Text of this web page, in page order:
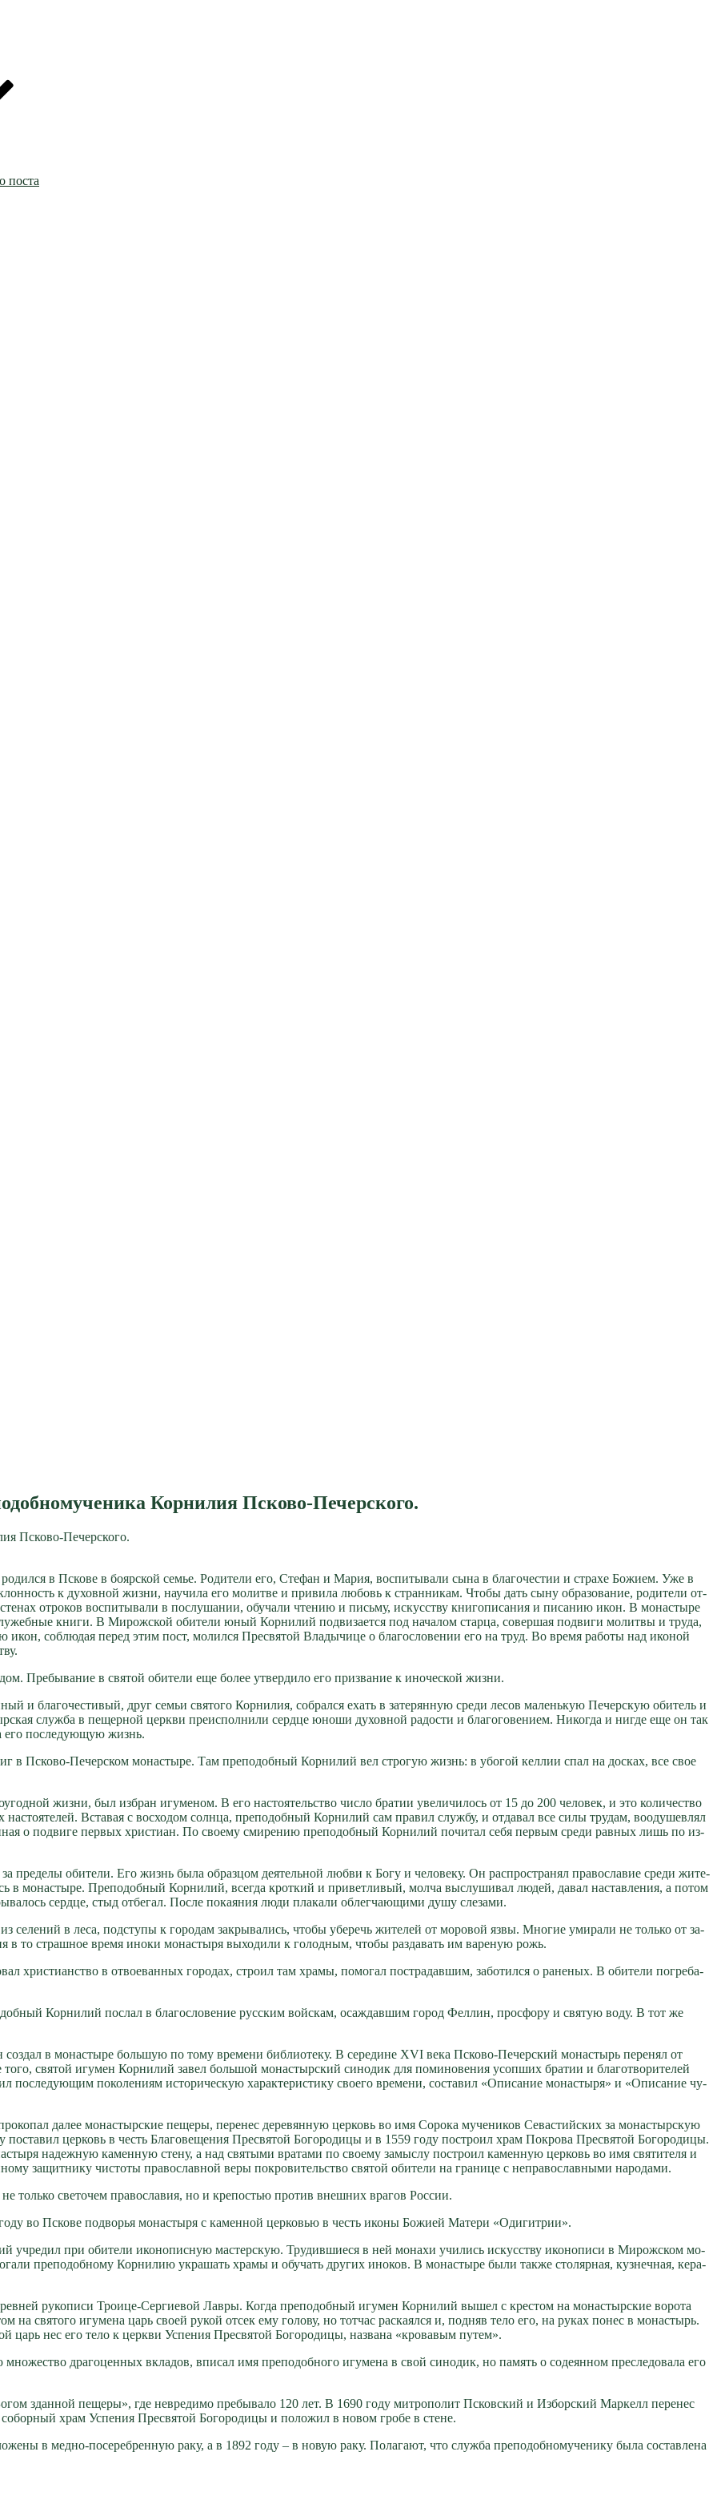
поста
Корнилия Псково-Печерского.
Псково-Печерского.
в Пско­ве в бо­яр­ской се­мье. Ро­ди­те­ли его, Сте­фан и Ма­рия, вос­пи­ты­ва­ли сы­на в бла­го­че­стии и стра­хе Бо­жи­ем. Уже в
к ду­хов­ной жиз­ни, на­учи­ла его мо­лит­ве и при­ви­ла лю­бовь к стран­ни­кам. Чтобы дать сы­ну об­ра­зо­ва­ние, ро­ди­те­ли от­
от­ро­ков вос­пи­ты­ва­ли в по­слу­ша­нии, обу­ча­ли чте­нию и пись­му, ис­кус­ству кни­го­пи­са­ния и пи­са­нию икон. В мо­на­сты­ре
кни­ги. В Ми­рож­ской оби­те­ли юный Кор­ни­лий под­ви­за­ет­ся под на­ча­лом стар­ца, со­вер­шая по­дви­ги мо­лит­вы и тру­да,
со­блю­дая пе­ред этим пост, мо­лил­ся Пре­свя­той Вла­ды­чи­це о бла­го­сло­вении его на труд. Во вре­мя ра­бо­ты над ико­ной
Пре­бы­ва­ние в свя­той оби­те­ли еще бо­лее утвер­ди­ло его при­зва­ние к ино­че­ской жиз­ни.
и бла­го­че­сти­вый, друг се­мьи свя­то­го Кор­ни­лия, со­брал­ся ехать в за­те­рян­ную сре­ди ле­сов ма­лень­кую Пе­чер­скую оби­тель и
служ­ба в пе­щер­ной церк­ви пре­ис­пол­ни­ли серд­це юно­ши ду­хов­ной ра­до­сти и бла­го­го­ве­ни­ем. Ни­ко­гда и ни­где еще он так
его по­сле­ду­ю­щую жизнь.
в Пско­во-Пе­чер­ском мо­на­сты­ре. Там пре­по­доб­ный Кор­ни­лий вел стро­гую жизнь: в убо­гой ке­ллии спал на дос­ках, все свое
жиз­ни, был из­бран игу­ме­ном. В его на­сто­я­тель­ство чис­ло бра­тии уве­ли­чи­лось от 15 до 200 че­ло­век, и это ко­ли­че­ство
Вста­вая с вос­хо­дом солн­ца, пре­по­доб­ный Кор­ни­лий сам пра­вил служ­бу, и от­да­вал все си­лы тру­дам, во­оду­шев­лял
о по­дви­ге пер­вых хри­сти­ан. По сво­е­му сми­ре­нию пре­по­доб­ный Кор­ни­лий по­чи­тал се­бя пер­вым сре­ди рав­ных лишь по из­
пре­де­лы оби­те­ли. Его жизнь бы­ла об­раз­цом де­я­тель­ной люб­ви к Бо­гу и че­ло­ве­ку. Он рас­про­стра­нял пра­во­сла­вие сре­ди жи­те­
в мо­на­сты­ре. Пре­по­доб­ный Кор­ни­лий, все­гда крот­кий и при­вет­ли­вый, мол­ча вы­слу­ши­вал лю­дей, да­вал на­став­ле­ния, а по­том
серд­це, стыд от­бе­гал. По­сле по­ка­я­ния лю­ди пла­ка­ли об­лег­ча­ю­щи­ми ду­шу сле­за­ми.
в ле­са, под­сту­пы к го­ро­дам за­кры­ва­лись, чтобы убе­речь жи­те­лей от мо­ро­вой яз­вы. Мно­гие уми­ра­ли не толь­ко от за­
в то страш­ное вре­мя ино­ки мо­на­сты­ря вы­хо­ди­ли к го­лод­ным, чтобы раз­да­вать им ва­ре­ную рожь.
хри­сти­ан­ство в от­во­е­ван­ных го­ро­дах, стро­ил там хра­мы, по­мо­гал по­стра­дав­шим, за­бо­тил­ся о ра­не­ных. В оби­те­ли по­гре­ба­
Кор­ни­лий по­слал в бла­го­сло­ве­ние рус­ским вой­скам, оса­ждав­шим го­род Фел­лин, просфо­ру и свя­тую во­ду. В тот же
в мо­на­сты­ре боль­шую по то­му вре­ме­ни биб­лио­те­ку. В се­ре­дине XVI ве­ка Пско­во-Пе­чер­ский мо­на­стырь пе­ре­нял от
свя­той игу­мен Кор­ни­лий за­вел боль­шой мо­на­стыр­ский си­но­дик для по­ми­но­ве­ния усоп­ших бра­тии и бла­го­тво­ри­те­лей
по­сле­ду­ю­щим по­ко­ле­ни­ям ис­то­ри­че­скую ха­рак­те­ри­сти­ку сво­е­го вре­ме­ни, со­ста­вил «Опи­са­ние мо­на­сты­ря» и «Опи­са­ние чу­
да­лее мо­на­стыр­ские пе­ще­ры, пе­ре­нес де­ре­вян­ную цер­ковь во имя Со­ро­ка му­че­ни­ков Се­ва­стий­ских за мо­на­стыр­скую
по­ста­вил цер­ковь в честь Бла­го­ве­ще­ния Пре­свя­той Бо­го­ро­ди­цы и в 1559 го­ду по­стро­ил храм По­кро­ва Пре­свя­той Бо­го­ро­ди­цы.
на­деж­ную ка­мен­ную сте­ну, а над свя­ты­ми вра­та­ми по сво­е­му за­мыс­лу по­стро­ил ка­мен­ную цер­ковь во имя свя­ти­те­ля и
за­щит­ни­ку чи­сто­ты пра­во­слав­ной ве­ры по­кро­ви­тель­ство свя­той оби­те­ли на гра­ни­це с непра­во­слав­ны­ми на­ро­да­ми.
толь­ко све­то­чем пра­во­сла­вия, но и кре­по­стью про­тив внеш­них вра­гов Рос­сии.
во Пско­ве по­дво­рья мо­на­сты­ря с ка­мен­ной цер­ко­вью в честь ико­ны Бо­жи­ей Ма­те­ри «Оди­гит­рии».
учре­дил при оби­те­ли ико­но­пис­ную ма­стер­скую. Тру­див­ши­е­ся в ней мо­на­хи учи­лись ис­кус­ству ико­но­пи­си в Ми­рож­ском мо­
пре­по­доб­но­му Кор­ни­лию укра­шать хра­мы и обу­чать дру­гих ино­ков. В мо­на­сты­ре бы­ли так­же сто­ляр­ная, куз­неч­ная, ке­ра­
ру­ко­пи­си Тро­и­це-Сер­ги­е­вой Лав­ры. Ко­гда пре­по­доб­ный игу­мен Кор­ни­лий вы­шел с кре­стом на мо­на­стыр­ские во­ро­та
свя­то­го игу­ме­на царь сво­ей ру­кой от­сек ему го­ло­ву, но тот­час рас­ка­ял­ся и, под­няв те­ло его, на ру­ках по­нес в мо­на­стырь.
царь нес его те­ло к церк­ви Успе­ния Пре­свя­той Бо­го­ро­ди­цы, на­зва­на «кро­ва­вым пу­тем».
дра­го­цен­ных вкла­дов, впи­сал имя пре­по­доб­но­го игу­ме­на в свой си­но­дик, но па­мять о со­де­ян­ном пре­сле­до­ва­ла его
здан­ной пе­ще­ры», где невре­ди­мо пре­бы­ва­ло 120 лет. В 1690 го­ду мит­ро­по­лит Псков­ский и Из­бор­ский Мар­келл пе­ре­нес
храм Успе­ния Пре­свя­той Бо­го­ро­ди­цы и по­ло­жил в но­вом гро­бе в стене.
в мед­но-по­се­реб­рен­ную ра­ку, а в 1892 го­ду – в но­вую ра­ку. По­ла­га­ют, что служ­ба пре­по­доб­но­му­че­ни­ку бы­ла со­став­ле­на